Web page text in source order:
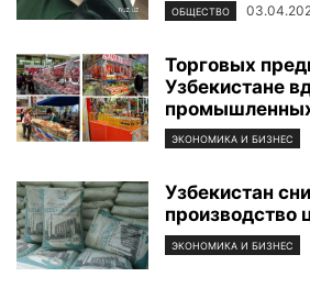
ОБЩЕСТВО
Торговых
Узбекистане
ЭКОНОМИКА И БИЗНЕС
Узбекистан
производство
ЭКОНОМИКА И БИЗНЕС